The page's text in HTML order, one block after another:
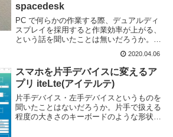
spacedesk
PC で何らかの作業する際、デュアルディ
スプレイを採用すると作業効率が上がる、
という話を聞いたことは無いだろうか。単
情報量が増えウインドウの切替の手間など
が省けるため、より効率よく作業を行える
というわけ...
2020.04.06
スマホを片手デバイスに変えるア
プリ iteLte(アイテルテ)
片手デバイス・左手デバイスというものを
聞いたことはないだろうか。片手で扱える
程度の大きさのキーボードのような形状で